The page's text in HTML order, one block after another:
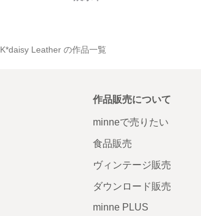
K*daisy Leather の作品一覧
作品販売について
minneで売りたい
食品販売
ヴィンテージ販売
ダウンロード販売
minne PLUS